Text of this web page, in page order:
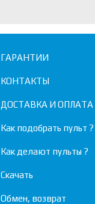
ГАРАНТИИ
КОНТАКТЫ
ДОСТАВКА И ОПЛАТА
Как подобрать пульт ?
Как делают пульты ?
Скачать
Обмен, возврат